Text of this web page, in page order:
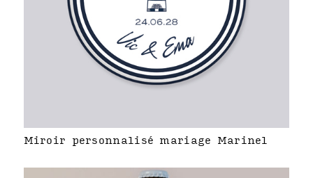
Miroir personnalisé mariage Marinel